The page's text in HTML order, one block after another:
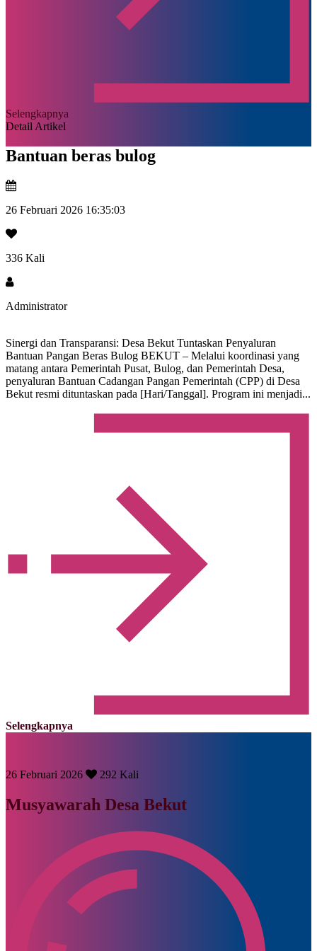
Selengkapnya
Detail Artikel
Bantuan beras bulog
26 Februari 2026 16:35:03
336 Kali
Administrator
Sinergi dan Transparansi: Desa Bekut Tuntaskan Penyaluran
Bantuan Pangan Beras Bulog BEKUT – Melalui koordinasi yang
matang antara Pemerintah Pusat, Bulog, dan Pemerintah Desa,
penyaluran Bantuan Cadangan Pangan Pemerintah (CPP) di Desa
Bekut resmi dituntaskan pada [Hari/Tanggal]. Program ini menjadi...
Selengkapnya
26 Februari 2026 292 Kali
Musyawarah Desa Bekut